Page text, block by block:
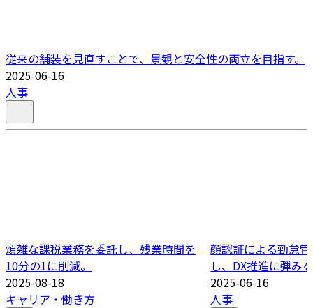
従来の舗装を見直すことで、景観と安全性の両立を目指す。
2025-06-16
人事
煩雑な課税業務を委託し、残業時間を
10分の1に削減。
2025-08-18
キャリア・働き方
顔認証による勤怠
し、DX推進に弾み
2025-06-16
人事